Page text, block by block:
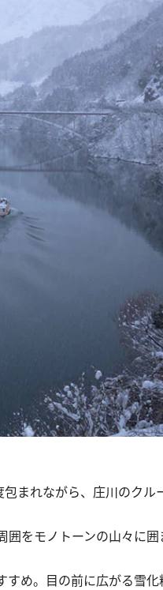
まれながら、庄川のクル
をモノトーンの山々に囲
め。目の前に広がる雪